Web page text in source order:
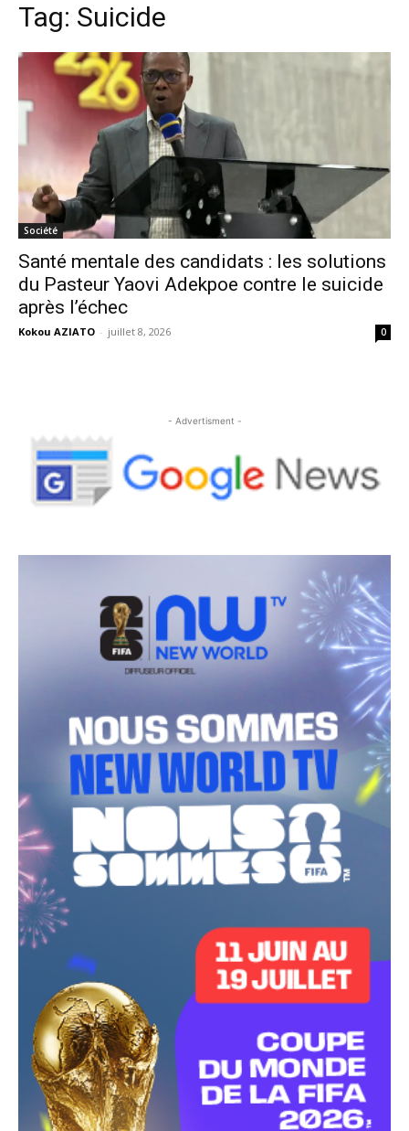
Tag: Suicide
Société
Santé mentale des candidats : les solutions
du Pasteur Yaovi Adekpoe contre le suicide
après l’échec
Kokou AZIATO - juillet 8, 2026 0
- Advertisment -